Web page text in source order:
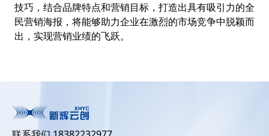
技巧，结合品牌特点和营销目标，打造出具有吸引力的全
民营销海报，将能够助力企业在激烈的市场竞争中脱颖而
出，实现营销业绩的飞跃。